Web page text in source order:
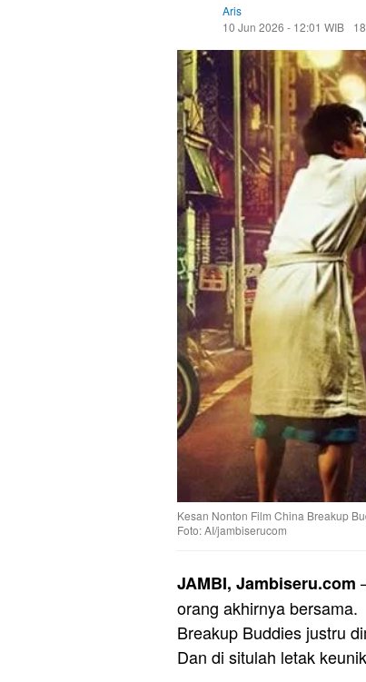
Aris
10 Jun 2026 - 12:01 WIB
Kesan Nonton Film China Breakup
Foto: AI/jambiserucom
JAMBI, Jambiseru.com
orang akhirnya bersama.
Breakup Buddies justru
Dan di situlah letak